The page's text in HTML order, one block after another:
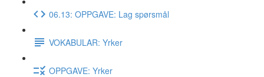
06.13: OPPGAVE: Lag spørsmål
VOKABULAR: Yrker
OPPGAVE: Yrker